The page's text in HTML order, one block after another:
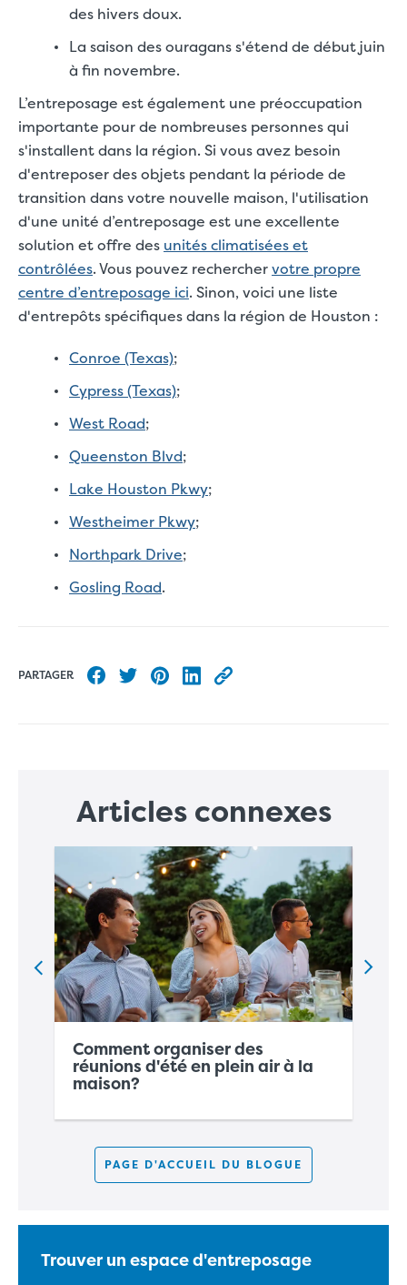
des hivers doux.
La saison des ouragans s'étend de début juin
à fin novembre.
L’entreposage est également une préoccupation
importante pour de nombreuses personnes qui
s'installent dans la région. Si vous avez besoin
d'entreposer des objets pendant la période de
transition dans votre nouvelle maison, l'utilisation
d'une unité d’entreposage est une excellente
solution et offre des unités climatisées et
contrôlées. Vous pouvez recherchervotre propre
centre d’entreposage ici. Sinon, voici une liste
d'entrepôts spécifiques dans la région de Houston :
Conroe (Texas);
Cypress (Texas);
West Road;
Queenston Blvd;
Lake Houston Pkwy;
Westheimer Pkwy;
Northpark Drive;
Gosling Road.
PARTAGER
Partager sur Facebook
Partager sur Twitter
Partager sur Pinterest
Partager sur LinkedIn
Copier l’URL de cet article
Articles connexes
Commentorganiser des
réunions d'été en plein airà la
maison?
PAGE D'ACCUEIL DU BLOGUE
Trouver un espace d'entreposage